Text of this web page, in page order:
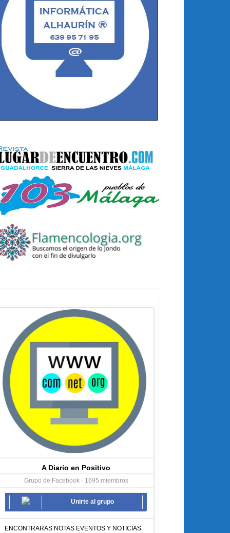
A Diario en Positivo
Grupo de Facebook · 1695 miembros
Unirte al grupo
ENCONTRARAS NOTAS EVENTOS Y NOTICIAS